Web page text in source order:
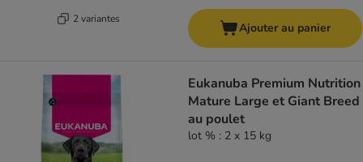
2 variantes
Ajouter au panier
Eukanuba Premium Nutrition
Mature Large et Giant Breed
au poulet
lot % : 2 x 15 kg